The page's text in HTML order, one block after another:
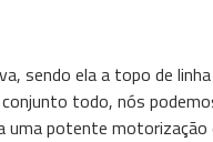
sendo ela a topo de
todo, nós
potente